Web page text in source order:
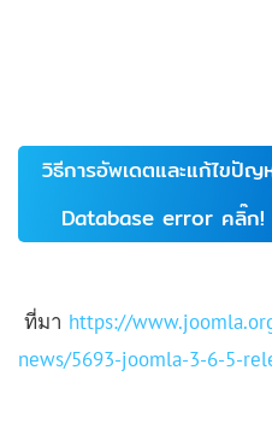
วิธีการอัพเดตและแก้ไขปัญ
Database error คลิ๊ก!
ที่มา https://
news/5693-joomla-3-6-5-